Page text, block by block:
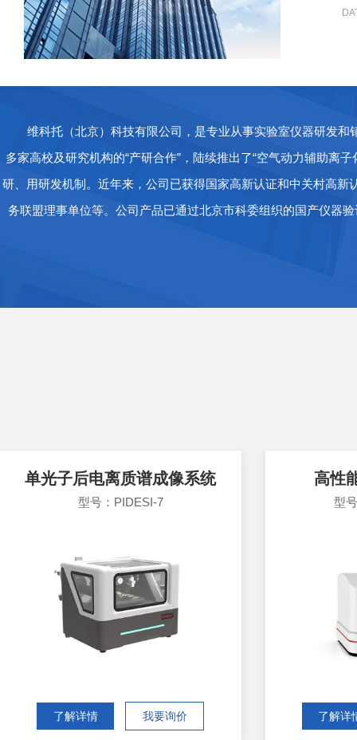
维科托（北京）科技有限公司，是专业从事实验室仪器研发
多家高校及研究机构的“产研合作”，陆续推出了“空气动力辅助离
研、用研发机制。近年来，公司已获得国家高新认证和中关村高
务联盟理事单位等。公司产品已通过北京市科委组织的国产仪器
单光子后电离质谱成像系统
型号：PIDESI-7
了解详情 我要询价
高性
型
了解详